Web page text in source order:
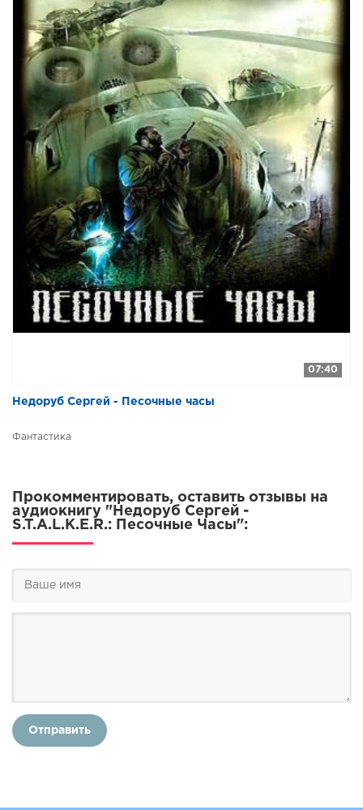
07:40
Недоруб Сергей - Песочные часы
Фантастика
Прокомментировать, оставить отзывы на
аудиокнигу "Недоруб Сергей -
S.T.A.L.K.E.R.: Песочные Часы":
Отправить